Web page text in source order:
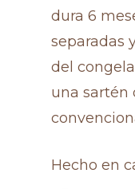
dura 6
separadas
del
una sartén
Hecho en